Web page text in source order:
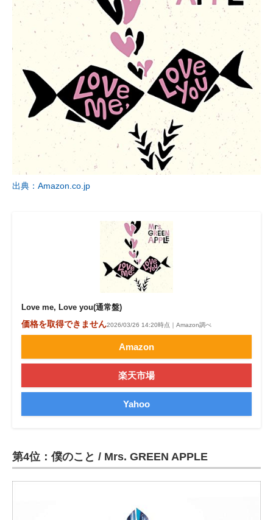
出典：Amazon.co.jp
Love me, Love you(通常盤)
価格を取得できません2026/03/26 14:20時点｜Amazon調べ
Amazon
楽天市場
Yahoo
第4位：僕のこと / Mrs. GREEN APPLE